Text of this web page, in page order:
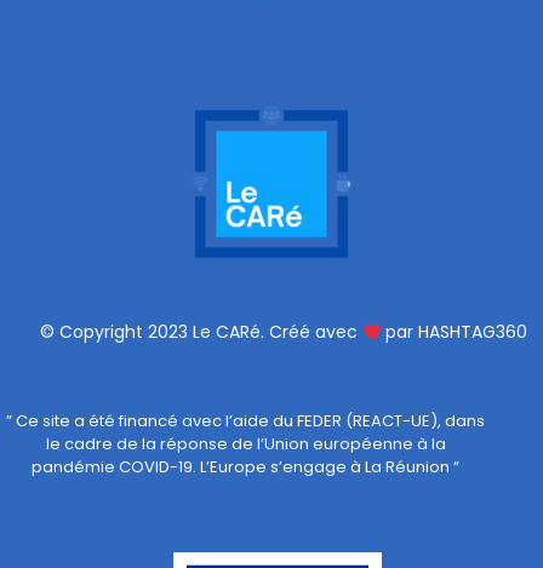
© Copyright 2023 Le CARé. Créé avec par HASHTAG360
” Ce site a été financé avec l’aide du FEDER (REACT-UE), dans
le cadre de la réponse de l’Union européenne à la
pandémie COVID-19. L’Europe s’engage à La Réunion “